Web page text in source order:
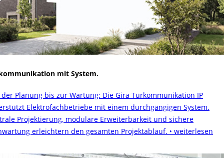
mit System.
der Planung bis zur Wartung: Die Gira Türkommunikation IP
Elektrofachbetriebe mit einem durchgängigen System.
Projektierung, modulare Erweiterbarkeit und sichere
erleichtern den gesamten Projektablauf. ‣ weiterlesen